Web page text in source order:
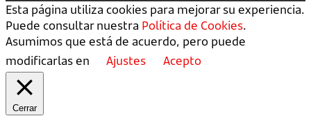
Esta página utiliza cookies para mejorar su experiencia.
Puede consultar nuestra Política de Cookies.
Asumimos que está de acuerdo, pero puede
modificarlas en
Ajustes Acepto
Cerrar